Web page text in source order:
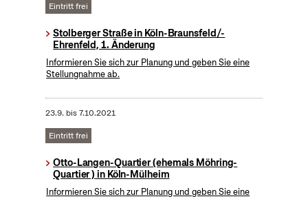
Eintritt frei
Stolberger Straße in Köln-Braunsfeld/-
Ehrenfeld, 1. Änderung
Informieren Sie sich zur Planung und geben Sie eine
Stellungnahme ab.
23.9. bis7.10.2021
Eintritt frei
Otto-Langen-Quartier (ehemals Möhring-
Quartier ) in Köln-Mülheim
Informieren Sie sich zur Planung und geben Sie eine